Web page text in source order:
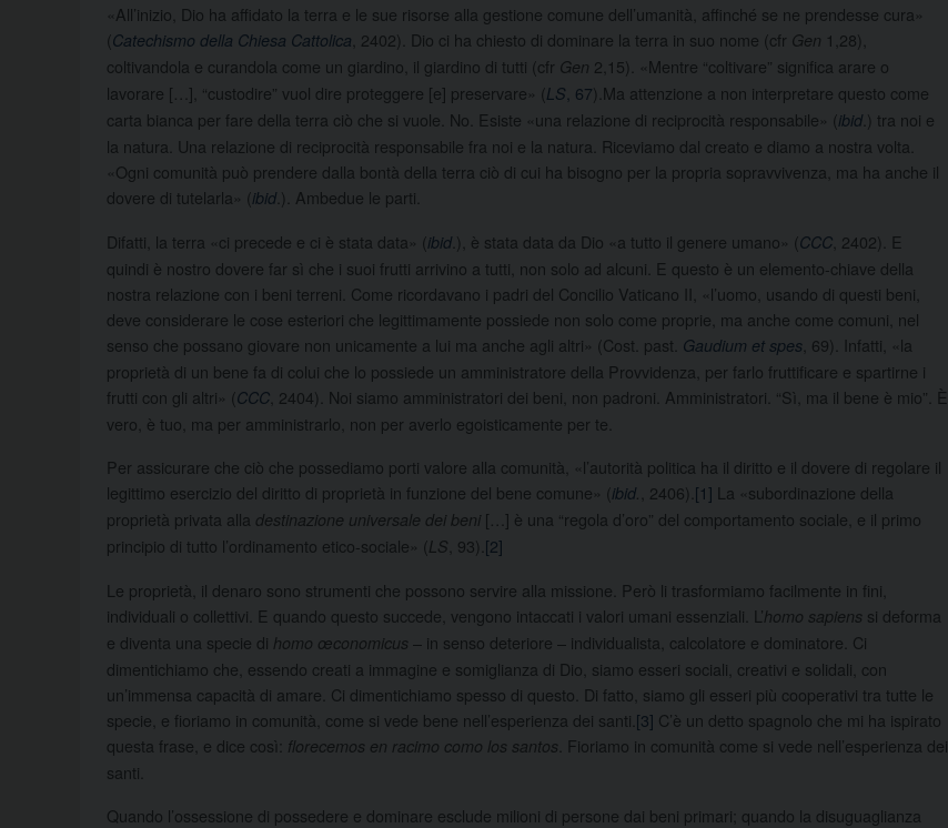
«All’inizio, Dio ha affidato la terra e le sue risorse alla gestione comune dell’umanità, affinché se ne prendesse cura»
(Catechismo della Chiesa Cattolica , 2402). Dio ci ha chiesto di dominare la terra in suo nome (cfr Gen 1,28),
coltivandola e curandola come un giardino, il giardino di tutti (cfr Gen 2,15). «Mentre “coltivare” significa arare o
lavorare […], “custodire” vuol dire proteggere [e] preservare» (LS , 67).Ma attenzione a non interpretare questo come
carta bianca per fare della terra ciò che si vuole. No. Esiste «una relazione di reciprocità responsabile» (ibid .) tra noi e
la natura. Una relazione di reciprocità responsabile fra noi e la natura. Riceviamo dal creato e diamo a nostra volta.
«Ogni comunità può prendere dalla bontà della terra ciò di cui ha bisogno per la propria sopravvivenza, ma ha anche il
dovere di tutelarla» (ibid .). Ambedue le parti.
Difatti, la terra «ci precede e ci è stata data» (ibid .), è stata data da Dio «a tutto il genere umano» (CCC , 2402). E
quindi è nostro dovere far sì che i suoi frutti arrivino a tutti, non solo ad alcuni. E questo è un elemento-chiave della
nostra relazione con i beni terreni. Come ricordavano i padri del Concilio Vaticano II, «l’uomo, usando di questi beni,
deve considerare le cose esteriori che legittimamente possiede non solo come proprie, ma anche come comuni, nel
senso che possano giovare non unicamente a lui ma anche agli altri» (Cost. past. Gaudium et spes , 69). Infatti, «la
proprietà di un bene fa di colui che lo possiede un amministratore della Provvidenza, per farlo fruttificare e spartirne i
frutti con gli altri» (CCC , 2404). Noi siamo amministratori dei beni, non padroni. Amministratori. “Sì, ma il bene è mio”. È
vero, è tuo, ma per amministrarlo, non per averlo egoisticamente per te.
Per assicurare che ciò che possediamo porti valore alla comunità, «l’autorità politica ha il diritto e il dovere di regolare il
legittimo esercizio del diritto di proprietà in funzione del bene comune» (ibid. , 2406). [1] La «subordinazione della
proprietà privata alla destinazione universale dei beni […] è una “regola d’oro” del comportamento sociale, e il primo
principio di tutto l’ordinamento etico-sociale» (LS , 93). [2]
Le proprietà, il denaro sono strumenti che possono servire alla missione. Però li trasformiamo facilmente in fini,
individuali o collettivi. E quando questo succede, vengono intaccati i valori umani essenziali. L’homo sapiens si deforma
e diventa una specie di homo œconomicus – in senso deteriore – individualista, calcolatore e dominatore. Ci
dimentichiamo che, essendo creati a immagine e somiglianza di Dio, siamo esseri sociali, creativi e solidali, con
un’immensa capacità di amare. Ci dimentichiamo spesso di questo. Di fatto, siamo gli esseri più cooperativi tra tutte le
specie, e fioriamo in comunità, come si vede bene nell’esperienza dei santi. [3] C’è un detto spagnolo che mi ha ispirato
questa frase, e dice così: florecemos en racimo como los santos . Fioriamo in comunità come si vede nell’esperienza dei
santi.
Quando l’ossessione di possedere e dominare esclude milioni di persone dai beni primari; quando la disuguaglianza